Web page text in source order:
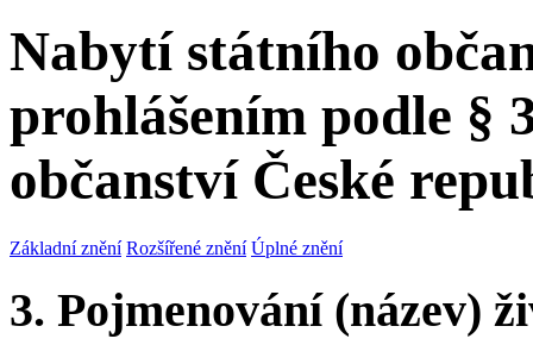
Nabytí státního
prohlášením podle §
občanství České
Základní znění Rozšířené znění Úplné znění
3. Pojmenování (název)